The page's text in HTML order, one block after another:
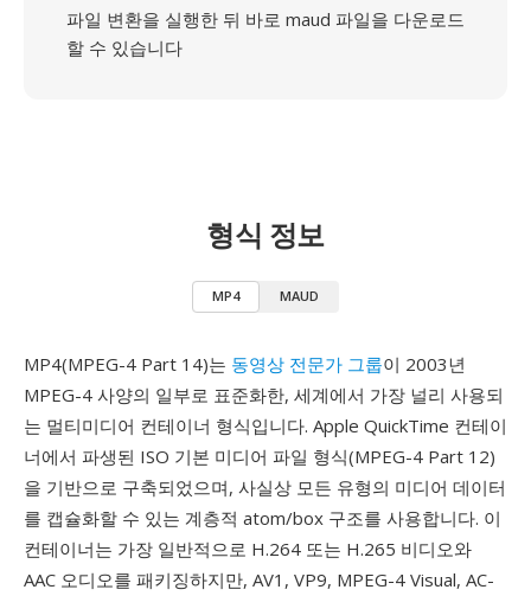
파일 변환을 실행한 뒤 바로 maud 파일을 다운로드
할 수 있습니다
형식 정보
MP4 MAUD
MP4(MPEG-4 Part 14)는 동영상 전문가 그룹이 2003년
MPEG-4 사양의 일부로 표준화한, 세계에서 가장 널리 사용되
는 멀티미디어 컨테이너 형식입니다. Apple QuickTime 컨테이
너에서 파생된 ISO 기본 미디어 파일 형식(MPEG-4 Part 12)
을 기반으로 구축되었으며, 사실상 모든 유형의 미디어 데이터
를 캡슐화할 수 있는 계층적 atom/box 구조를 사용합니다. 이
컨테이너는 가장 일반적으로 H.264 또는 H.265 비디오와
AAC 오디오를 패키징하지만, AV1, VP9, MPEG-4 Visual, AC-